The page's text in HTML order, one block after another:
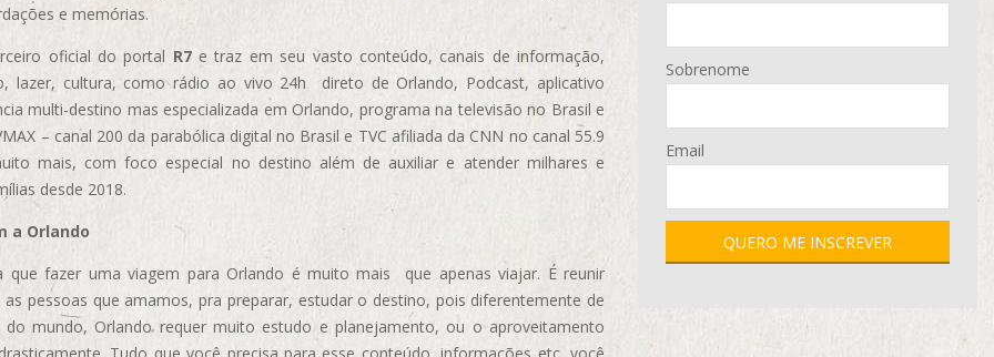
e memórias.
oficial do portal R7e traz em seu vasto conteúdo, canais de informação,
lazer, cultura, como rádio ao vivo 24h direto de Orlando, Podcast, aplicativo
multi-destino mas especializada em Orlando, programa na televisão no Brasil e
– canal 200 da parabólica digital no Brasil e TVC afiliada da CNN no canal 55.9
mais, com foco especial no destino além de auxiliar e atender milhares e
desde 2018.
a Orlando
que fazer uma viagem para Orlando é muito mais que apenas viajar. É reunir
as pessoas que amamos, pra preparar, estudar o destino, pois diferentemente de
do mundo, Orlando requer muito estudo e planejamento, ou o aproveitamento
Sobrenome
Email